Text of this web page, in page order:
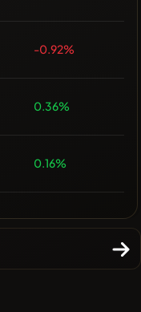
-0.92%
0.36%
0.16%